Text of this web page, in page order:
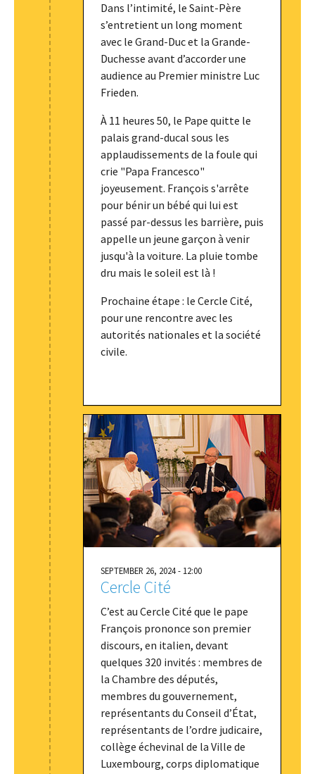
Dans l’intimité, le Saint-Père
s’entretient un long moment
avec le Grand-Duc et la Grande-
Duchesse avant d’accorder une
audience au Premier ministre Luc
Frieden.
À 11 heures 50, le Pape quitte le
palais grand-ducal sous les
applaudissements de la foule qui
crie "Papa Francesco"
joyeusement. François s'arrête
pour bénir un bébé qui lui est
passé par-dessus les barrière, puis
appelle un jeune garçon à venir
jusqu'à la voiture. La pluie tombe
dru mais le soleil est là !
Prochaine étape : le Cercle Cité,
pour une rencontre avec les
autorités nationales et la société
civile.
SEPTEMBER 26, 2024 - 12:00
Cercle Cité
C’est au Cercle Cité que le pape
François prononce son premier
discours, en italien, devant
quelques 320 invités : membres de
la Chambre des députés,
membres du gouvernement,
représentants du Conseil d’État,
représentants de l’ordre judicaire,
collège échevinal de la Ville de
Luxembourg, corps diplomatique